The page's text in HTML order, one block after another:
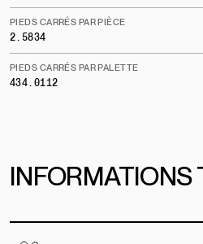
PIEDS CARRÉS PAR PIÈCE
2.5834
PIEDS CARRÉS PAR PALETTE
434.0112
INFORMATIONS